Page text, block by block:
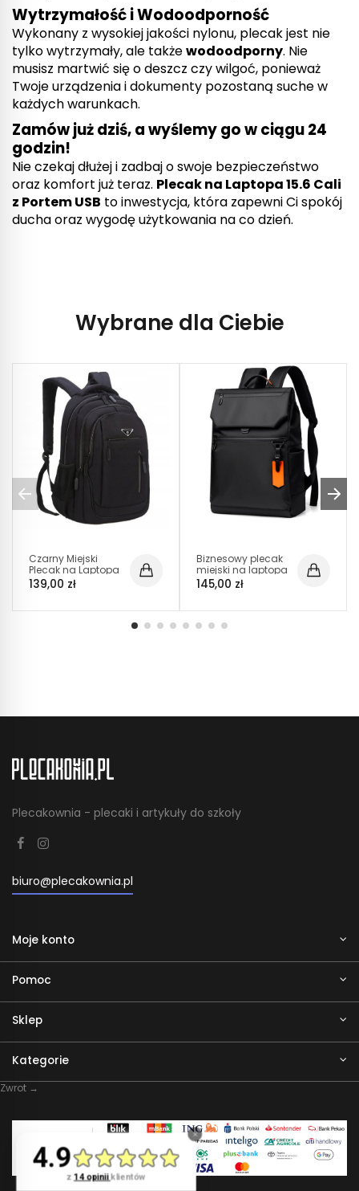
Wytrzymałość i Wodoodporność
Wykonany z wysokiej jakości nylonu, plecak jest nie
tylko wytrzymały, ale takżewodoodporny. Nie
musisz martwić się o deszcz czy wilgoć, ponieważ
Twoje urządzenia i dokumenty pozostaną suche w
każdych warunkach.
Zamów już dziś, a wyślemy go w ciągu 24
godzin!
Nie czekaj dłużej i zadbaj o swoje bezpieczeństwo
oraz komfort już teraz. Plecak na Laptopa 15.6 Cali
z Portem USB to inwestycja, która zapewni Ci spokój
ducha oraz wygodę użytkowania na co dzień.
Wybrane dla Ciebie
Czarny Miejski
Plecak na Laptopa
15.6" USB Jack
(I002)
139,00 zł
Biznesowy plecak
miejski na laptopa
15,6 cala
wodoodporny z
(PT035)
145,00 zł
Plecakownia - plecaki i artykuły do szkoły
biuro@plecakownia.pl
Moje konto
Pomoc
Sklep
Kategorie
Zwrot →